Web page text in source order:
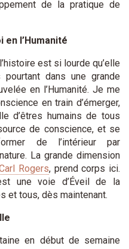
de la pratique de
l’Humanité
est si lourde qu’elle
dans une grande
en l’Humanité. Je me
en train d’émerger,
d’êtres humains de tous
de conscience, et se
de l’intérieur par
La grande dimension
Rogers, prend corps ici.
une voie d’Éveil de la
et tous, dès maintenant.
en début de semaine